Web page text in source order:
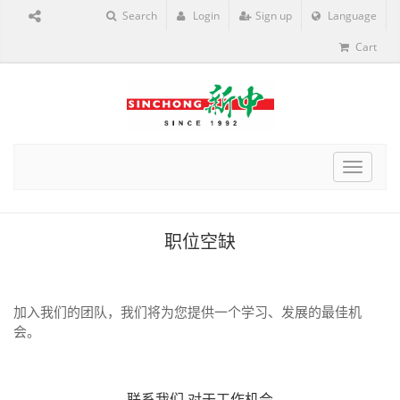
Search Login Sign up Language
Cart
Toggle
职位空缺
加入我们的团队，我们将为您提供一个学习、发展的最佳机
会。